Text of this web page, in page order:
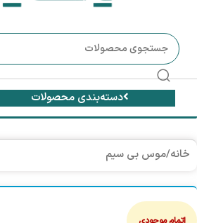
دسته‌بندی محصولات
خانه/موس بی سیم